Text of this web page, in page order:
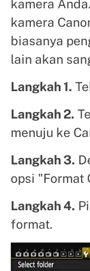
kamera
kamera
biasanya
lain akan
Langkah 1.
Langkah 2.
menuju ke
Langkah 3.
opsi "Format
Langkah 4.
format.